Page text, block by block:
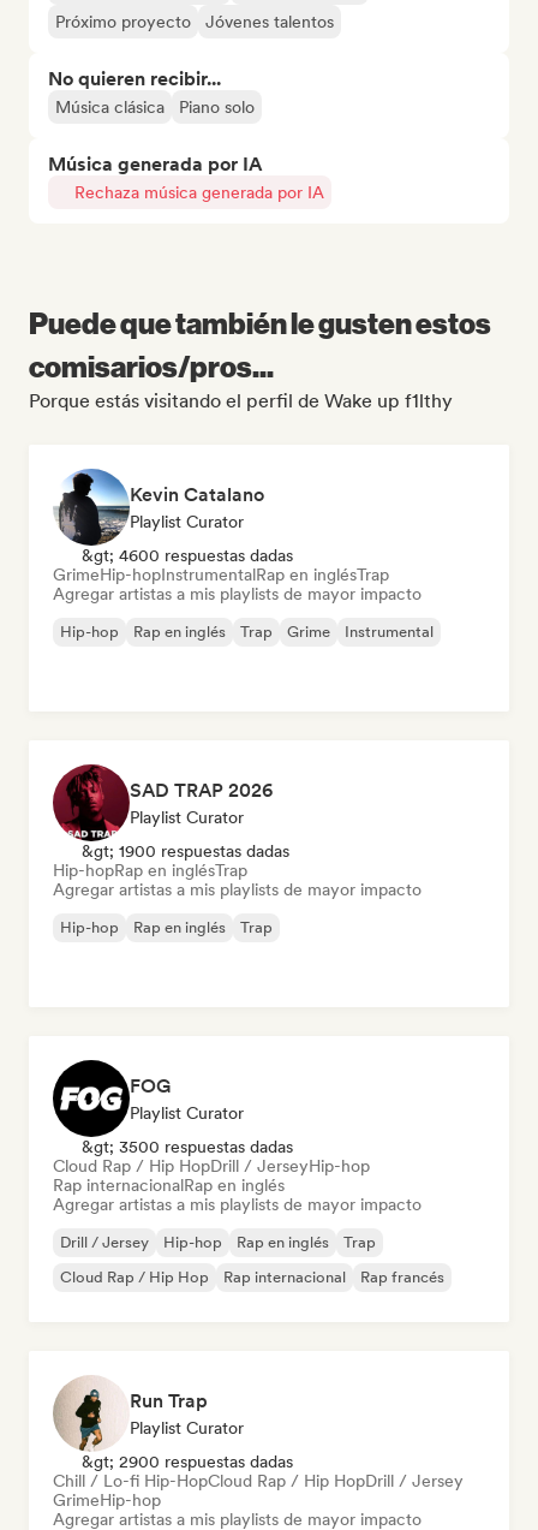
Próximo proyecto Jóvenes talentos
No quieren recibir...
Música clásica Piano solo
Música generada por IA
Rechaza música generada por IA
Puede que también le gusten estos
comisarios/pros...
Porque estás visitando el perfil de Wake up f1lthy
Kevin Catalano
Playlist Curator
&gt; 4600 respuestas dadas
GrimeHip-hopInstrumentalRap en inglésTrap
Agregar artistas a mis playlists de mayor impacto
Hip-hop Rap en inglés Trap Grime Instrumental
SAD TRAP 2026
Playlist Curator
&gt; 1900 respuestas dadas
Hip-hopRap en inglésTrap
Agregar artistas a mis playlists de mayor impacto
Hip-hop Rap en inglés Trap
FOG
Playlist Curator
&gt; 3500 respuestas dadas
Cloud Rap / Hip HopDrill / JerseyHip-hop
Rap internacionalRap en inglés
Agregar artistas a mis playlists de mayor impacto
Drill / Jersey Hip-hop Rap en inglés
Trap
Cloud Rap / Hip Hop
Rap internacional Rap francés
Run Trap
Playlist Curator
&gt; 2900 respuestas dadas
Chill / Lo-fi Hip-HopCloud Rap / Hip HopDrill / Jersey
GrimeHip-hop
Agregar artistas a mis playlists de mayor impacto